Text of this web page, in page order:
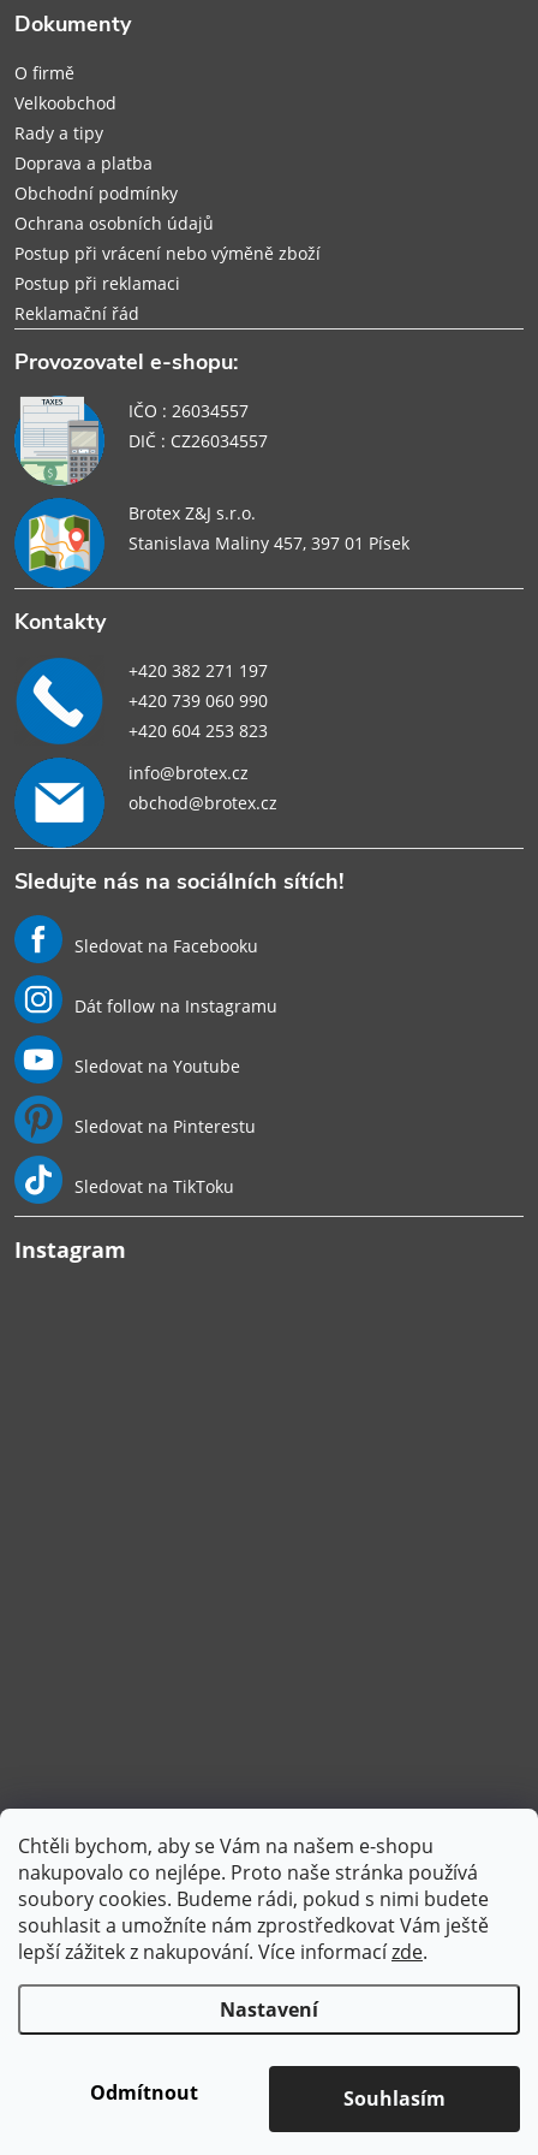
Chtěli bychom, aby se Vám na našem e-shopu
nakupovalo co nejlépe. Proto naše stránka používá
soubory cookies. Budeme rádi, pokud s nimi budete
souhlasit a umožníte nám zprostředkovat Vám ještě
lepší zážitek z nakupování. Více informacízde.
Nastavení
Odmítnout Souhlasím
Dokumenty
O firmě
Velkoobchod
Rady a tipy
Doprava a platba
Obchodní podmínky
Ochrana osobních údajů
Postup při vrácení nebo výměně zboží
Postup při reklamaci
Reklamační řád
Provozovatel e-shopu:
IČO : 26034557
DIČ : CZ26034557
Brotex Z&J s.r.o.
Stanislava Maliny 457, 397 01 Písek
Kontakty
+420 382 271 197
+420 739 060 990
+420 604 253 823
info@brotex.cz
obchod@brotex.cz
Sledujte nás na sociálních sítích!
Sledovat na Facebooku
Dát follow na Instagramu
Sledovat na Youtube
Sledovat na Pinterestu
Sledovat na TikToku
Instagram
Sledovat na Instagramu
Copyright 2026Brotex | Kvalitní bytový textil. Všechna práva
Upravit nastavení cookies